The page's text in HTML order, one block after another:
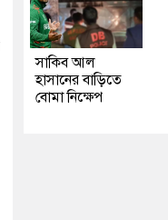
সাকিব আল
হাসানের বাড়িতে
বোমা নিক্ষেপ